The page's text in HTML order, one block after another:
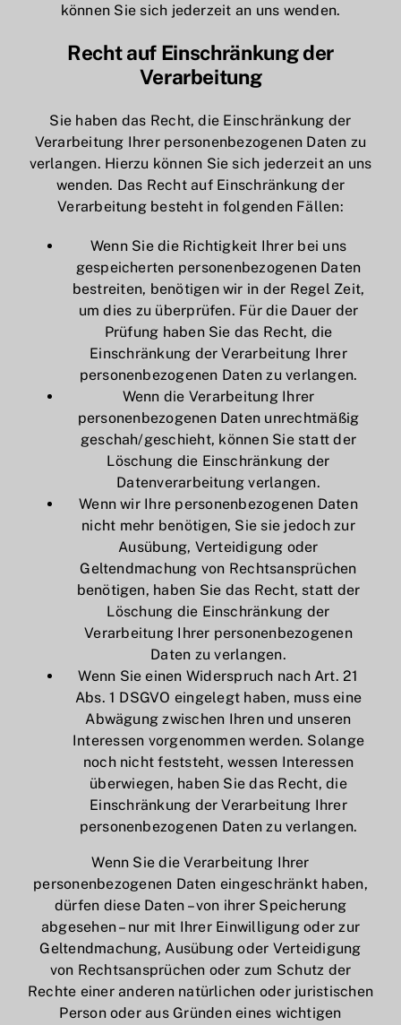
können Sie sich jederzeit an uns wenden.
Recht auf Einschränkung der
Verarbeitung
Sie haben das Recht, die Einschränkung der
Verarbeitung Ihrer personenbezogenen Daten zu
verlangen. Hierzu können Sie sich jederzeit an uns
wenden. Das Recht auf Einschränkung der
Verarbeitung besteht in folgenden Fällen:
Wenn Sie die Richtigkeit Ihrer bei uns
gespeicherten personenbezogenen Daten
bestreiten, benötigen wir in der Regel Zeit,
um dies zu überprüfen. Für die Dauer der
Prüfung haben Sie das Recht, die
Einschränkung der Verarbeitung Ihrer
personenbezogenen Daten zu verlangen.
Wenn die Verarbeitung Ihrer
personenbezogenen Daten unrechtmäßig
geschah/geschieht, können Sie statt der
Löschung die Einschränkung der
Datenverarbeitung verlangen.
Wenn wir Ihre personenbezogenen Daten
nicht mehr benötigen, Sie sie jedoch zur
Ausübung, Verteidigung oder
Geltendmachung von Rechtsansprüchen
benötigen, haben Sie das Recht, statt der
Löschung die Einschränkung der
Verarbeitung Ihrer personenbezogenen
Daten zu verlangen.
Wenn Sie einen Widerspruch nach Art. 21
Abs. 1 DSGVO eingelegt haben, muss eine
Abwägung zwischen Ihren und unseren
Interessen vorgenommen werden. Solange
noch nicht feststeht, wessen Interessen
überwiegen, haben Sie das Recht, die
Einschränkung der Verarbeitung Ihrer
personenbezogenen Daten zu verlangen.
Wenn Sie die Verarbeitung Ihrer
personenbezogenen Daten eingeschränkt haben,
dürfen diese Daten – von ihrer Speicherung
abgesehen – nur mit Ihrer Einwilligung oder zur
Geltendmachung, Ausübung oder Verteidigung
von Rechtsansprüchen oder zum Schutz der
Rechte einer anderen natürlichen oder juristischen
Person oder aus Gründen eines wichtigen